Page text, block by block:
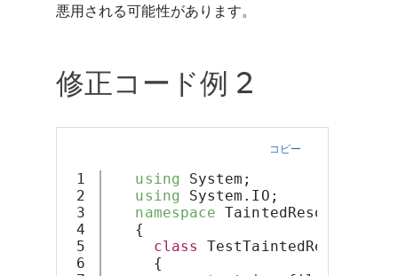
悪用される可能性があります。
修正コード例 2
コピー
1
2
3
4
5
6
using System;
using System.IO;
namespace TaintedResource
{
class
TestTaintedResource
{